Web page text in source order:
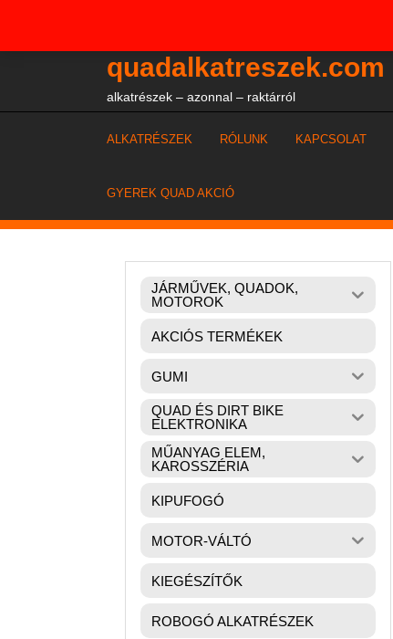
quadalkatreszek.com
alkatrészek – azonnal – raktárról
ALKATRÉSZEK RÓLUNK KAPCSOLAT
GYEREK QUAD AKCIÓ
JÁRMŰVEK, QUADOK,
MOTOROK
AKCIÓS TERMÉKEK
GUMI
QUAD ÉS DIRT BIKE
ELEKTRONIKA
MŰANYAG ELEM,
KAROSSZÉRIA
KIPUFOGÓ
MOTOR-VÁLTÓ
KIEGÉSZÍTŐK
ROBOGÓ ALKATRÉSZEK